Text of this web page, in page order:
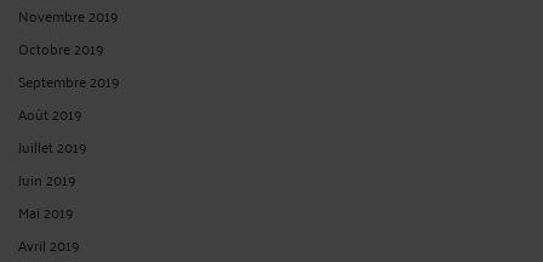
Novembre 2019
Octobre 2019
Septembre 2019
Août 2019
Juillet 2019
Juin 2019
Mai 2019
Avril 2019